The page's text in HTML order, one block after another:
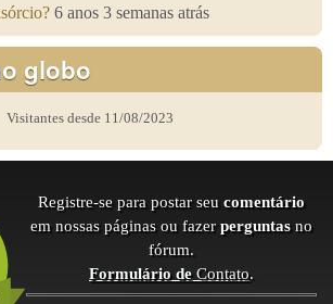
6 anos 3 semanas atrás
globo
Visitantes desde 11/08/2023
Registre-se para postar seu comentário
em nossas páginas ou fazer perguntas no
fórum.
Formulário deContato.